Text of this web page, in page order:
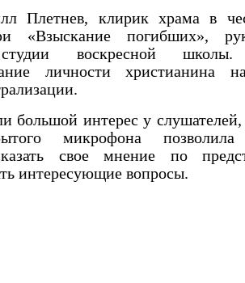
Плетнев, клирик храма в
«Взыскание погибших»,
студии воскресной
личности христианина
большой интерес у слушателей,
микрофона
свое мнение по
интересующие вопросы.